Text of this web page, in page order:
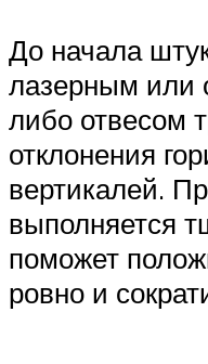
До начала
лазерным или
либо отвесом
отклонения
вертикалей.
выполняется
поможет
ровно и